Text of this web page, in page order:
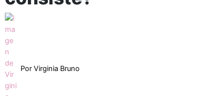
Por Virginia Bruno